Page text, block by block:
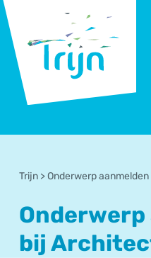
Trijn
Trijn > Onderwerp
Onderwerp
bij